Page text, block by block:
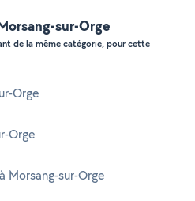
sur-Orge
de la même catégorie, pour cette
Orge
Orge
Morsang-sur-Orge